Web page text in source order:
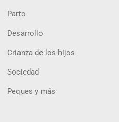
Parto
Desarrollo
Crianza de los hijos
Sociedad
Peques y más